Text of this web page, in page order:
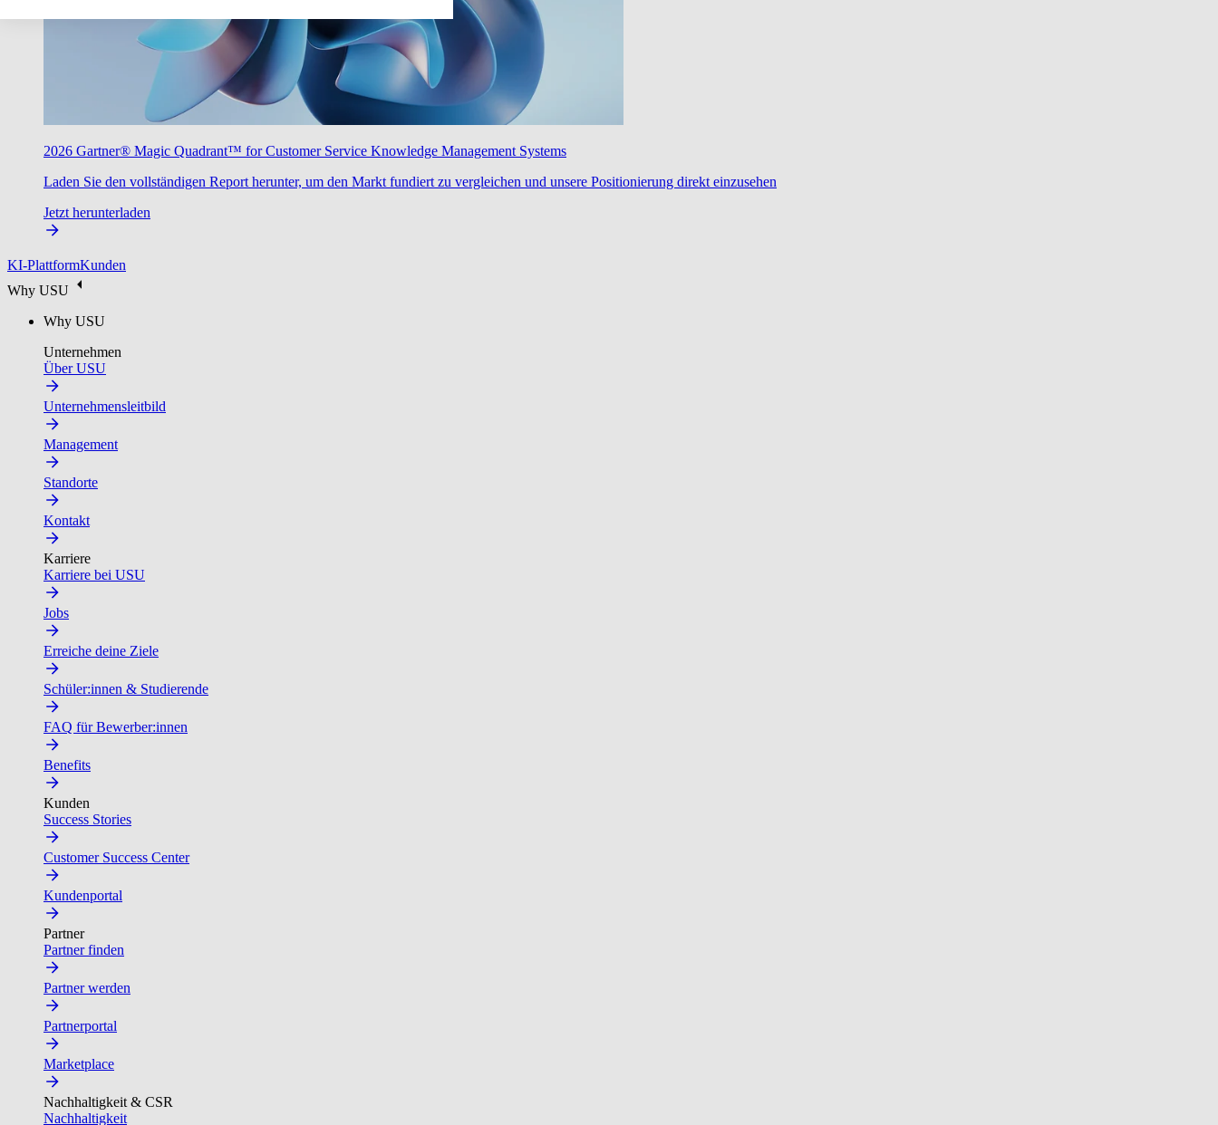
2026 Gartner® Magic Quadrant™ for Customer Service Knowledge Management Systems
Laden Sie den vollständigen Report herunter, um den Markt fundiert zu vergleichen und unsere Positionierung direkt einzusehen
Jetzt herunterladen
KI-PlattformKunden
Why USU
Why USU
Unternehmen
Über USU
Unternehmensleitbild
Management
Standorte
Kontakt
Karriere
Karriere bei USU
Jobs
Erreiche deine Ziele
Schüler:innen & Studierende
FAQ für Bewerber:innen
Benefits
Kunden
Success Stories
Customer Success Center
Kundenportal
Partner
Partner finden
Partner werden
Partnerportal
Marketplace
Nachhaltigkeit & CSR
Nachhaltigkeit